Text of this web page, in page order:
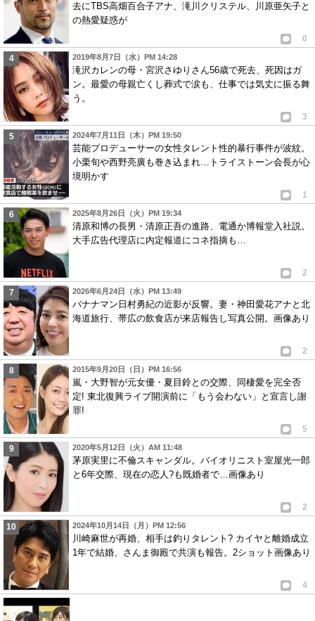
去にTBS高畑百合子アナ、滝川クリステル、川原亜矢子と
の熱愛疑惑が
0
2019年8月7日（水）PM 14:28
滝沢カレンの母・宮沢さゆりさん56歳で死去、死因はガ
ン。最愛の母親亡くし葬式で涙も、仕事では気丈に振る舞
う。
3
2024年7月11日（木）PM 19:50
芸能プロデューサーの女性タレント性的暴行事件が波紋。
小栗旬や西野亮廣も巻き込まれ…トライストーン会長が心
境明かす
1
2025年8月26日（火）PM 19:34
清原和博の長男・清原正吾の進路、電通か博報堂入社説。
大手広告代理店に内定報道にコネ指摘も…
2
2026年6月24日（水）PM 13:49
バナナマン日村勇紀の近影が反響。妻・神田愛花アナと北
海道旅行、帯広の飲食店が来店報告し写真公開。画像あり
2
2015年9月20日（日）PM 16:56
嵐・大野智が元女優・夏目鈴との交際、同棲愛を完全否
定! 東北復興ライブ開演前に「もう会わない」と宣言し謝
罪!
5
2020年5月12日（火）AM 11:48
茅原実里に不倫スキャンダル。バイオリニスト室屋光一郎
と6年交際、現在の恋人?も既婚者で…画像あり
2
2024年10月14日（月）PM 12:56
川崎麻世が再婚、相手は釣りタレント? カイヤと離婚成立
1年で結婚、さんま御殿で共演も報告。2ショット画像あり
4